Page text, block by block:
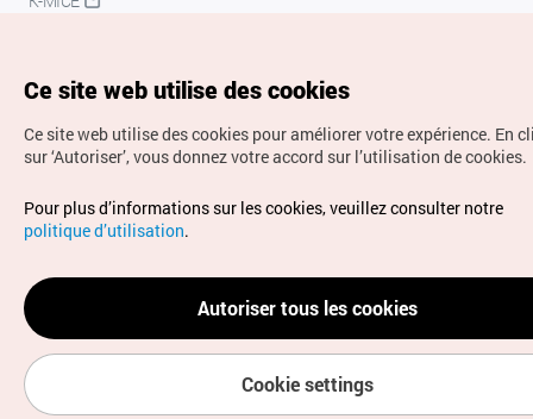
Droits d’auteur (c) Office National du Tourisme en Corée.
Tous droits réservés.
Pour les rapports d'erreurs et demandes de renseignements,
adressez vos demandes à
info.ontc@gmail.com
Ce site web utilise des cookies
Ce site web utilise des cookies pour améliorer votre expérience. En
sur ‘Autoriser’, vous donnez votre accord sur l’utilisation de cookies.
Pour plus d’informations sur les cookies, veuillez consulter notre
politique d’utilisation.
Autoriser tous les cookies
Cookie settings